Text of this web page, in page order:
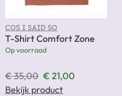
COS I SAID SO
T-Shirt Comfort Zone
Op voorraad
€35,00 € 21,00
Bekijk product